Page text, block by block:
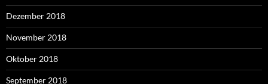
Dezember 2018
November 2018
Oktober 2018
September 2018